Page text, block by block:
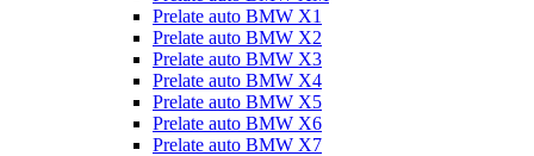
Prelate auto BMW X1
Prelate auto BMW X2
Prelate auto BMW X3
Prelate auto BMW X4
Prelate auto BMW X5
Prelate auto BMW X6
Prelate auto BMW X7